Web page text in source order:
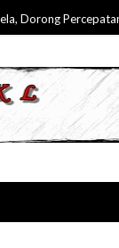
Percepatan